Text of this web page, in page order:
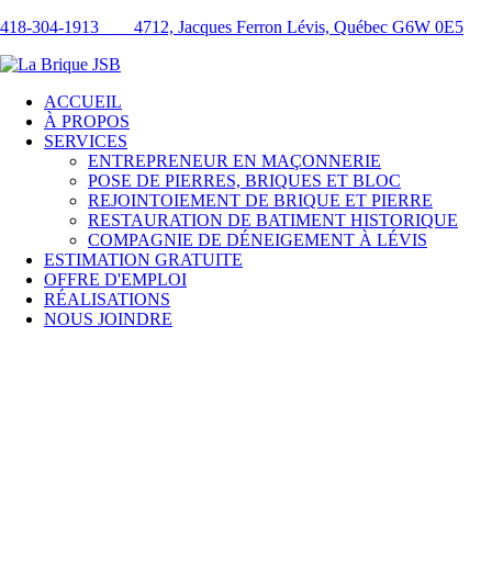
418-304-1913 4712, Jacques Ferron Lévis, Québec G6W 0E5
ACCUEIL
À PROPOS
SERVICES
ENTREPRENEUR EN MAÇONNERIE
POSE DE PIERRES, BRIQUES ET BLOC
REJOINTOIEMENT DE BRIQUE ET PIERRE
RESTAURATION DE BATIMENT HISTORIQUE
COMPAGNIE DE DÉNEIGEMENT À LÉVIS
ESTIMATION GRATUITE
OFFRE D'EMPLOI
RÉALISATIONS
NOUS JOINDRE